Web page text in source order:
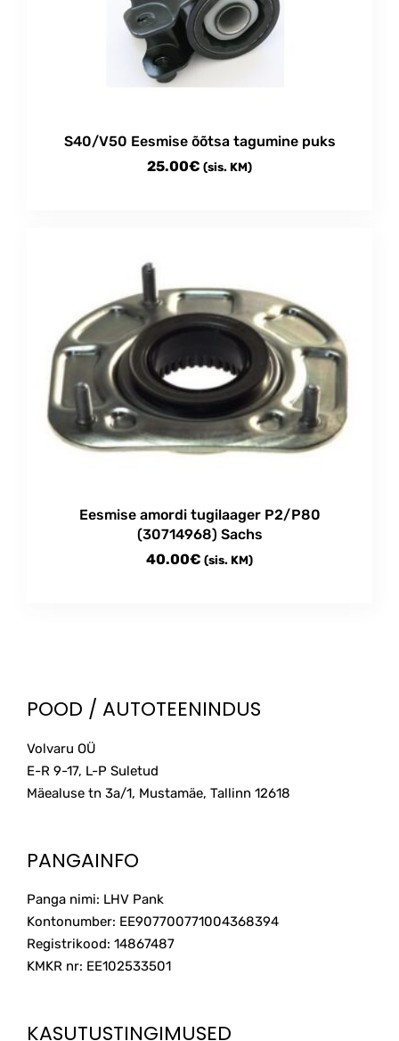
S40/V50 Eesmise õõtsa tagumine puks
25.00€ (sis. KM)
Eesmise amordi tugilaager P2/P80
(30714968) Sachs
40.00€ (sis. KM)
POOD / AUTOTEENINDUS
Volvaru OÜ
E-R 9-17, L-P Suletud
Mäealuse tn 3a/1, Mustamäe, Tallinn 12618
PANGAINFO
Panga nimi: LHV Pank
Kontonumber: EE907700771004368394
Registrikood: 14867487
KMKR nr: EE102533501
KASUTUSTINGIMUSED